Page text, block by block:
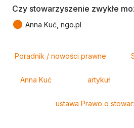
Czy stowarzyszenie zwykłe
● Anna Kuć, ngo.pl
Poradnik / nowości prawne
Anna Kuć artykuł
ustawa Prawo o